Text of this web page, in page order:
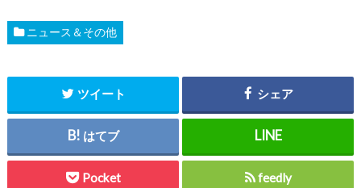
ニュース＆その他
ツイート シェア
はてブ
Pocket feedly